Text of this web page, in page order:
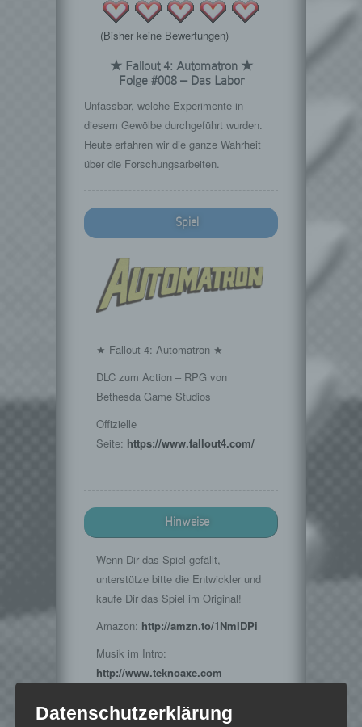
(Bisher keine Bewertungen)
★ Fallout 4: Automatron ★
Folge #008 – Das Labor
Unfassbar, welche Experimente in
diesem Gewölbe durchgeführt wurden.
Heute erfahren wir die ganze Wahrheit
über die Forschungsarbeiten.
Spiel
★ Fallout 4: Automatron ★
DLC zum Action – RPG von
Bethesda Game Studios
Offizielle
Seite: https://www.fallout4.com/
Hinweise
Wenn Dir das Spiel gefällt,
unterstütze bitte die Entwickler und
kaufe Dir das Spiel im Original!
Amazon: http://amzn.to/1NmIDPi
Musik im Intro:
http://www.teknoaxe.com
Datenschutzerklärung